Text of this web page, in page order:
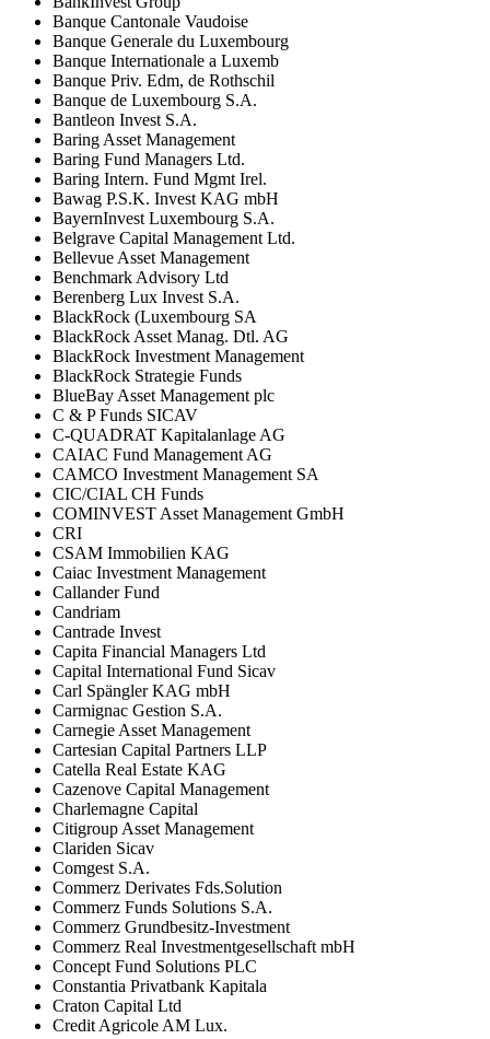
Banque Cantonale Vaudoise
Banque Generale du Luxembourg
Banque Internationale a Luxemb
Banque Priv. Edm, de Rothschil
Banque de Luxembourg S.A.
Bantleon Invest S.A.
Baring Asset Management
Baring Fund Managers Ltd.
Baring Intern. Fund Mgmt Irel.
Bawag P.S.K. Invest KAG mbH
BayernInvest Luxembourg S.A.
Belgrave Capital Management Ltd.
Bellevue Asset Management
Benchmark Advisory Ltd
Berenberg Lux Invest S.A.
BlackRock (Luxembourg SA
BlackRock Asset Manag. Dtl. AG
BlackRock Investment Management
BlackRock Strategie Funds
BlueBay Asset Management plc
C & P Funds SICAV
C-QUADRAT Kapitalanlage AG
CAIAC Fund Management AG
CAMCO Investment Management SA
CIC/CIAL CH Funds
COMINVEST Asset Management GmbH
CRI
CSAM Immobilien KAG
Caiac Investment Management
Callander Fund
Candriam
Cantrade Invest
Capita Financial Managers Ltd
Capital International Fund Sicav
Carl Spängler KAG mbH
Carmignac Gestion S.A.
Carnegie Asset Management
Cartesian Capital Partners LLP
Catella Real Estate KAG
Cazenove Capital Management
Charlemagne Capital
Citigroup Asset Management
Clariden Sicav
Comgest S.A.
Commerz Derivates Fds.Solution
Commerz Funds Solutions S.A.
Commerz Grundbesitz-Investment
Commerz Real Investmentgesellschaft mbH
Concept Fund Solutions PLC
Constantia Privatbank Kapitala
Craton Capital Ltd
Credit Agricole AM Lux.